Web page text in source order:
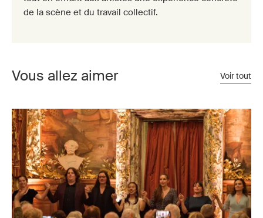
de la scène et du travail collectif.
Vous allez aimer Voir tout